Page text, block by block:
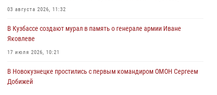
03 августа 2026, 11:32
В Кузбассе создают мурал в память о генерале армии Иване
Яковлеве
17 июля 2026, 10:21
В Новокузнецке простились с первым командиром ОМОН Сергеем
Добижей